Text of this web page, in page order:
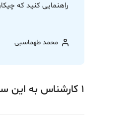
راهنمایی کنید که
محمد طهماسبی
1 کارشناس به این